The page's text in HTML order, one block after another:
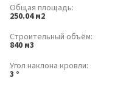
Общая площадь:
250.04 м2
Строительный объём:
840 м3
Угол наклона кровли:
3 °